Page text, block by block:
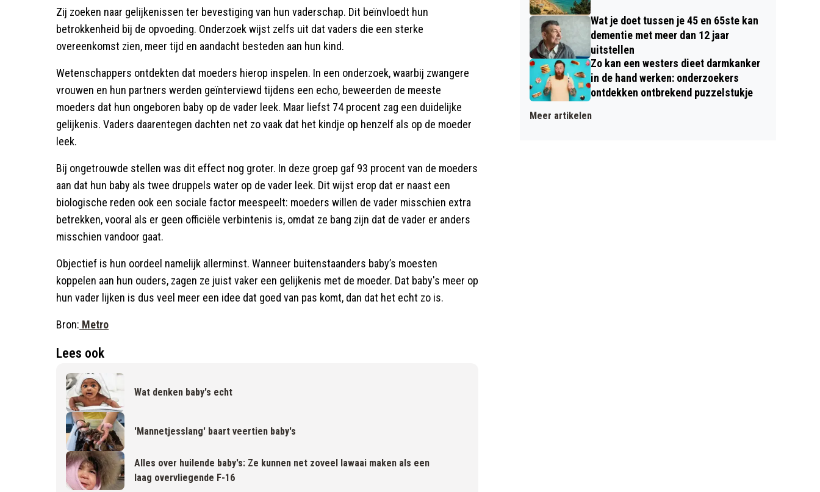
Zij zoeken naar gelijkenissen ter bevestiging van hun vaderschap. Dit beïnvloedt hun
betrokkenheid bij de opvoeding. Onderzoek wijst zelfs uit dat vaders die een sterke
overeenkomst zien, meer tijd en aandacht besteden aan hun kind.
Wetenschappers ontdekten dat moeders hierop inspelen. In een onderzoek, waarbij zwangere
vrouwen en hun partners werden geïnterviewd tijdens een echo, beweerden de meeste
moeders dat hun ongeboren baby op de vader leek. Maar liefst 74 procent zag een duidelijke
gelijkenis. Vaders daarentegen dachten net zo vaak dat het kindje op henzelf als op de moeder
leek.
Bij ongetrouwde stellen was dit effect nog groter. In deze groep gaf 93 procent van de moeders
aan dat hun baby als twee druppels water op de vader leek. Dit wijst erop dat er naast een
biologische reden ook een sociale factor meespeelt: moeders willen de vader misschien extra
betrekken, vooral als er geen officiële verbintenis is, omdat ze bang zijn dat de vader er anders
misschien vandoor gaat.
Objectief is hun oordeel namelijk allerminst. Wanneer buitenstaanders baby’s moesten
koppelen aan hun ouders, zagen ze juist vaker een gelijkenis met de moeder. Dat baby's meer op
hun vader lijken is dus veel meer een idee dat goed van pas komt, dan dat het echt zo is.
Bron: Metro
Lees ook
Wat denken baby's echt
'Mannetjesslang' baart veertien baby's
Alles over huilende baby's: Ze kunnen net zoveel lawaai maken als een
laag overvliegende F-16
Wat je doet tussen je 45 en 65ste kan
dementie met meer dan 12 jaar
uitstellen
Zo kan een westers dieet darmkanker
in de hand werken: onderzoekers
ontdekken ontbrekend puzzelstukje
Meer artikelen